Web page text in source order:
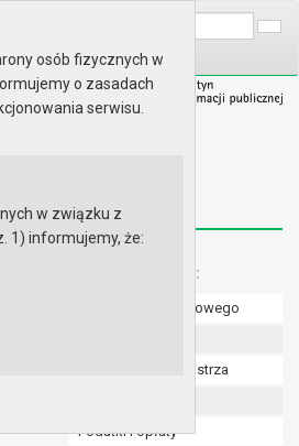
Menu dodatkowe:
Numer konta bankowego
Zarządzenia Burmistrza
Podatki i opłaty
osób fizycznych w
o zasadach
serwisu.
w związku z
1) informujemy, że: